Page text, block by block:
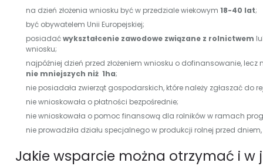
na dzień złożenia wniosku być w przedziale wiekowym 18-40 lat;
być obywatelem Unii Europejskiej;
posiadaćwykształcenie zawodowe związane z rolnictwem
wniosku;
najpóźniej dzień przed złożeniem wniosku o dofinansowanie,
nie mniejszych niż 1ha;
nie posiadała zwierząt gospodarskich, które należy zgłaszać do
nie wnioskowała o płatności bezpośrednie;
nie wnioskowała o pomoc finansową dla rolników w ramach
nie prowadziła działu specjalnego w produkcji rolnej przed
Jakie wsparcie można otrzymać i w